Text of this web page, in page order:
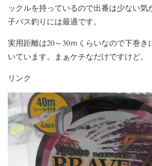
ックルを持っているので出番は少ない気
子バス釣りには最適です。
実用距離は20～30ｍくらいなので下巻き
いています。まぁケチなだけですけど。
リンク